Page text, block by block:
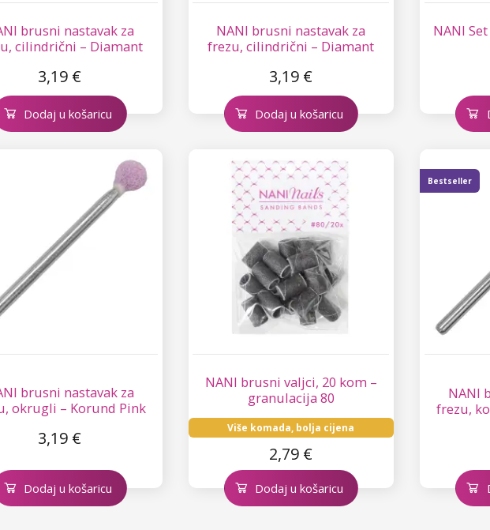
brusni nastavak za
cilindrični – Diamant
3,19 €
Dodaj u košaricu
NANI brusni nastavak za
frezu, cilindrični – Diamant
3,19 €
Dodaj u košaricu
NANI
brusni nastavak za
okrugli – Korund Pink
3,19 €
Dodaj u košaricu
NANI brusni valjci, 20 kom –
granulacija 80
Više komada, bolja cijena
2,79 €
Dodaj u košaricu
NANI
frezu,
Bestseller